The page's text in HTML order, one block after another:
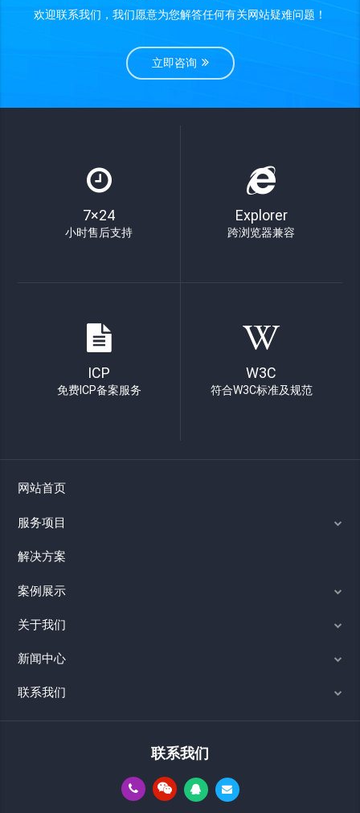
欢迎联系我们，我们愿意为您解答任何有关网站疑难问题！
立即咨询
7×24
小时售后支持
Explorer
跨浏览器兼容
ICP
免费ICP备案服务
W3C
符合W3C标准及规范
网站首页
服务项目
解决方案
案例展示
关于我们
新闻中心
联系我们
联系我们